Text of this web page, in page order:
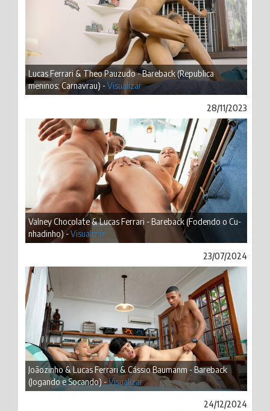
Lucas Ferrari & Theo Pauzudo - Bareback (Republica
meninos: Carnavrau) -Visualizar
28/11/2023
Valney Chocolate & Lucas Ferrari - Bareback (Fodendo o Cu-
nhadinho) -Visualizar
23/07/2024
Joãozinho & Lucas Ferrari & Cássio Baumanm - Bareback
(Jogando e Socando) -Visualizar
24/12/2024